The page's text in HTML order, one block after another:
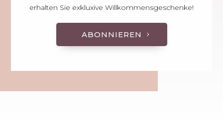
erhalten Sie exkluxive Willkommensgeschenke!
ABONNIEREN